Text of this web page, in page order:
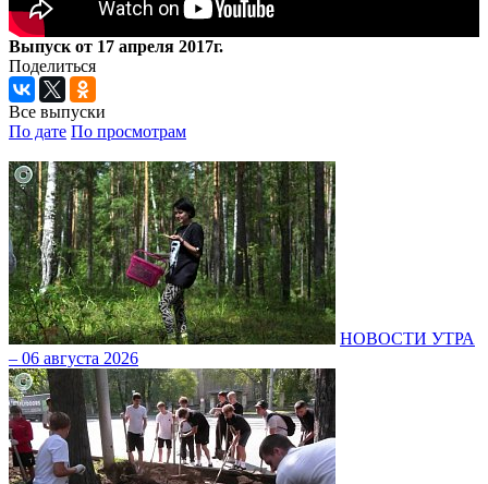
Выпуск от 17 апреля 2017г.
Поделиться
Все выпуски
По дате По просмотрам
НОВОСТИ УТРА
– 06 августа 2026